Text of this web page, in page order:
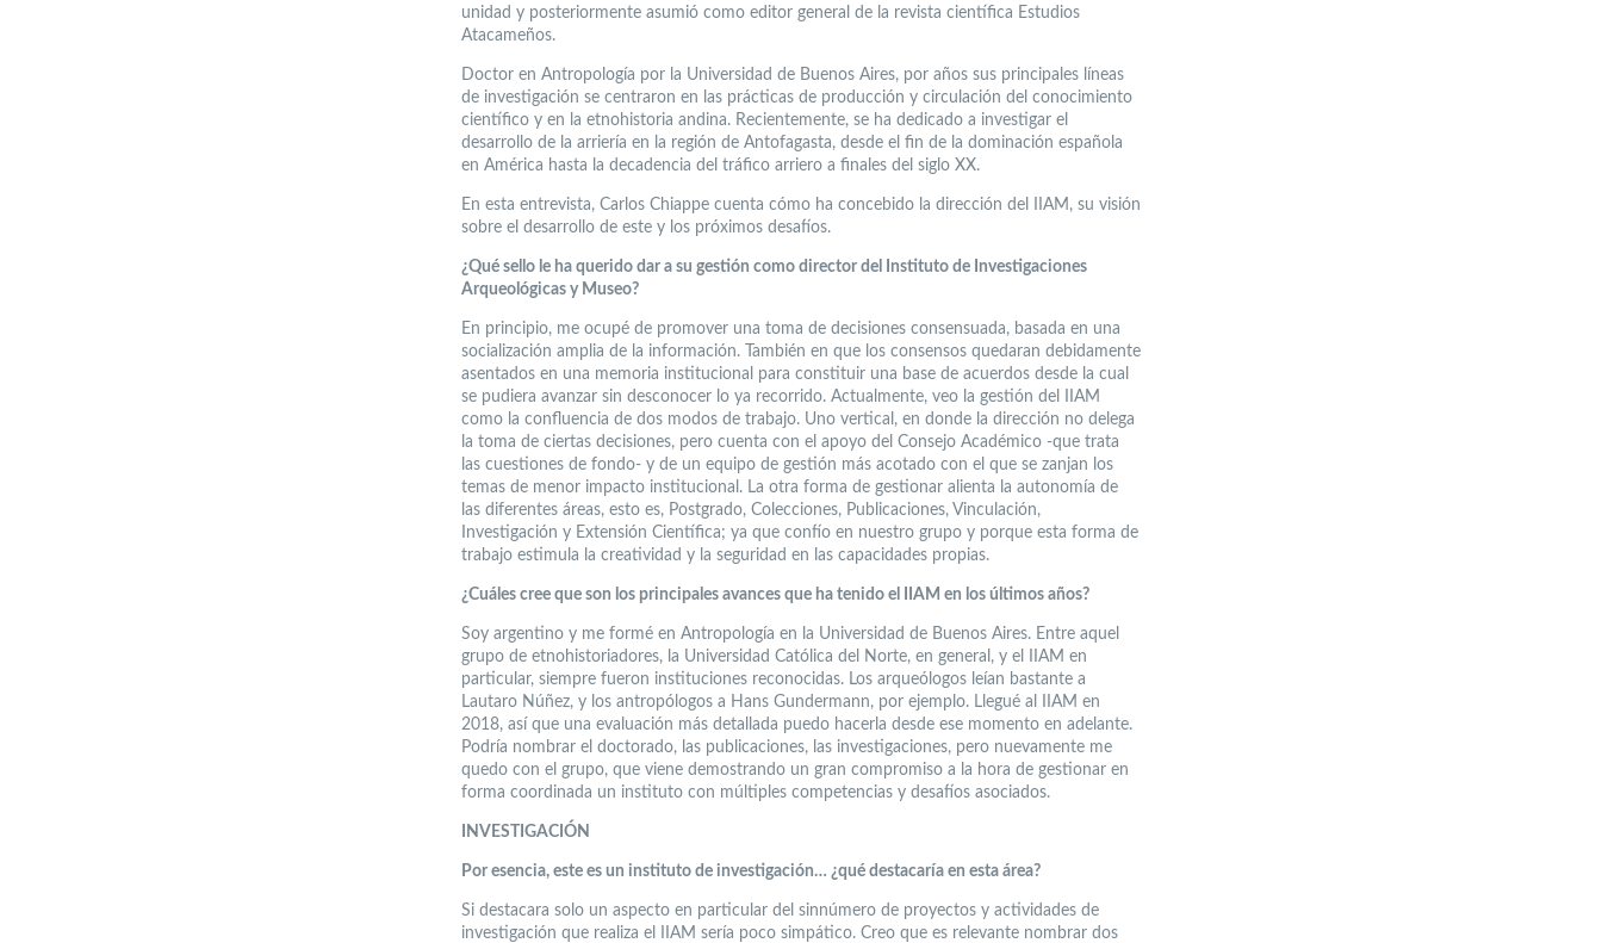
unidad y posteriormente asumió como editor general de la revista científica Estudios
Atacameños.
Doctor en Antropología por la Universidad de Buenos Aires, por años sus principales líneas
de investigación se centraron en las prácticas de producción y circulación del conocimiento
científico y en la etnohistoria andina. Recientemente, se ha dedicado a investigar el
desarrollo de la arriería en la región de Antofagasta, desde el fin de la dominación española
en América hasta la decadencia del tráfico arriero a finales del siglo XX.
En esta entrevista, Carlos Chiappe cuenta cómo ha concebido la dirección del IIAM, su visión
sobre el desarrollo de este y los próximos desafíos.
¿Qué sello le ha querido dar a su gestión como director del Instituto de Investigaciones
Arqueológicas y Museo?
En principio, me ocupé de promover una toma de decisiones consensuada, basada en una
socialización amplia de la información. También en que los consensos quedaran debidamente
asentados en una memoria institucional para constituir una base de acuerdos desde la cual
se pudiera avanzar sin desconocer lo ya recorrido. Actualmente, veo la gestión del IIAM
como la confluencia de dos modos de trabajo. Uno vertical, en donde la dirección no delega
la toma de ciertas decisiones, pero cuenta con el apoyo del Consejo Académico -que trata
las cuestiones de fondo- y de un equipo de gestión más acotado con el que se zanjan los
temas de menor impacto institucional. La otra forma de gestionar alienta la autonomía de
las diferentes áreas, esto es, Postgrado, Colecciones, Publicaciones, Vinculación,
Investigación y Extensión Científica; ya que confío en nuestro grupo y porque esta forma de
trabajo estimula la creatividad y la seguridad en las capacidades propias.
¿Cuáles cree que son los principales avances que ha tenido el IIAM en los últimos años?
Soy argentino y me formé en Antropología en la Universidad de Buenos Aires. Entre aquel
grupo de etnohistoriadores, la Universidad Católica del Norte, en general, y el IIAM en
particular, siempre fueron instituciones reconocidas. Los arqueólogos leían bastante a
Lautaro Núñez, y los antropólogos a Hans Gundermann, por ejemplo. Llegué al IIAM en
2018, así que una evaluación más detallada puedo hacerla desde ese momento en adelante.
Podría nombrar el doctorado, las publicaciones, las investigaciones, pero nuevamente me
quedo con el grupo, que viene demostrando un gran compromiso a la hora de gestionar en
forma coordinada un instituto con múltiples competencias y desafíos asociados.
INVESTIGACIÓN
Por esencia, este es un instituto de investigación… ¿qué destacaría en esta área?
Si destacara solo un aspecto en particular del sinnúmero de proyectos y actividades de
investigación que realiza el IIAM sería poco simpático. Creo que es relevante nombrar dos